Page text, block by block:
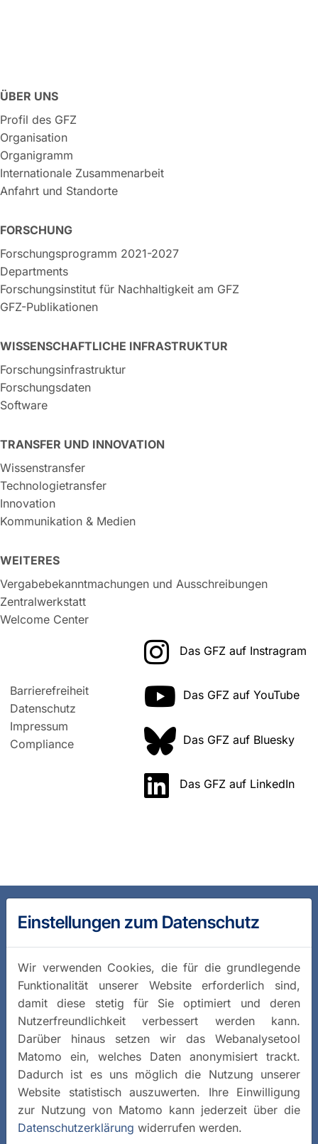
ÜBER UNS
Profil des GFZ
Organisation
Organigramm
Internationale Zusammenarbeit
Anfahrt und Standorte
FORSCHUNG
Forschungsprogramm 2021-2027
Departments
Forschungsinstitut für Nachhaltigkeit am GFZ
GFZ-Publikationen
WISSENSCHAFTLICHE INFRASTRUKTUR
Forschungsinfrastruktur
Forschungsdaten
Software
TRANSFER UND INNOVATION
Wissenstransfer
Technologietransfer
Innovation
Kommunikation & Medien
WEITERES
Vergabebekanntmachungen und Ausschreibungen
Zentralwerkstatt
Welcome Center
Barrierefreiheit
Datenschutz
Impressum
Compliance
Das GFZ auf Instragram
Das GFZ auf YouTube
Das GFZ auf Bluesky
Das GFZ auf LinkedIn
Einstellungen zum Datenschutz
Wir verwenden Cookies, die für die grundlegende
Funktionalität unserer Website erforderlich sind,
damit diese stetig für Sie optimiert und deren
Nutzerfreundlichkeit verbessert werden kann.
Darüber hinaus setzen wir das Webanalysetool
Matomo ein, welches Daten anonymisiert trackt.
Dadurch ist es uns möglich die Nutzung unserer
Website statistisch auszuwerten. Ihre Einwilligung
zur Nutzung von Matomo kann jederzeit über die
Datenschutzerklärung widerrufen werden.